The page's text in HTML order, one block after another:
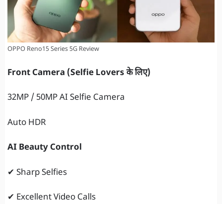
OPPO Reno15 Series 5G Review
Front Camera (Selfie Lovers के लिए)
32MP / 50MP AI Selfie Camera
Auto HDR
AI Beauty Control
✔ Sharp Selfies
✔ Excellent Video Calls